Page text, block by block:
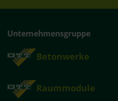
Unternehmensgruppe
Betonwerke
Raummodule